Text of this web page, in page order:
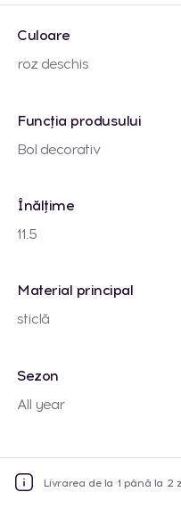
Culoare
roz deschis
Funcția produsului
Bol decorativ
Înălțime
11.5
Material principal
sticlă
Sezon
All year
Livrarea de la 1 până la 2